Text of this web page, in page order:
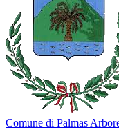
Comune di Palmas